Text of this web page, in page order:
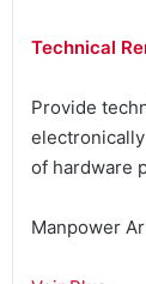
Technical
Provide
of hardware
Manpower